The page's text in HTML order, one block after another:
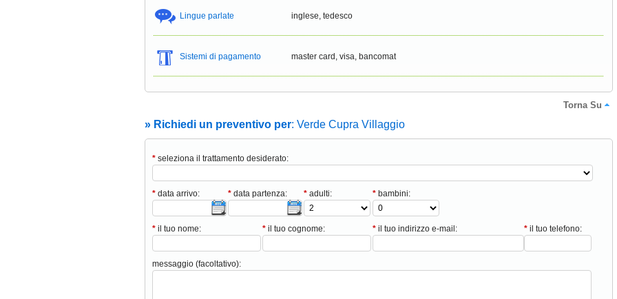
Lingue parlate inglese, tedesco
Sistemi di pagamento master card, visa, bancomat
Torna Su
» Richiedi un preventivo per: Verde Cupra Villaggio
*seleziona il trattamento desiderato:
*data arrivo: *data partenza: *adulti: *bambini:
*il tuo nome: *il tuo cognome: *il tuo indirizzo e-mail: *il tuo telefono:
messaggio (facoltativo):